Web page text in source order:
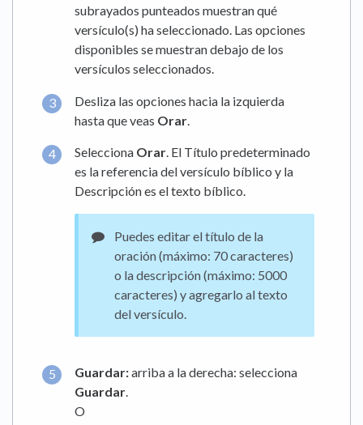
subrayados punteados muestran qué
versículo(s) ha seleccionado. Las opciones
disponibles se muestran debajo de los
versículos seleccionados.
Desliza las opciones hacia la izquierda
hasta que veas Orar
Selecciona Orar. El Título predeterminado
es la referencia del versículo bíblico y la
Descripción es el texto bíblico.
Puedes editar el título de la
oración (máximo: 70 caracteres)
o la descripción (máximo: 5000
caracteres) y agregarlo al texto
del versículo.
Guardar:arriba a la derecha: selecciona
Guardar
O